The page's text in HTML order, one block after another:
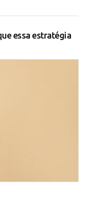
essa estratégia